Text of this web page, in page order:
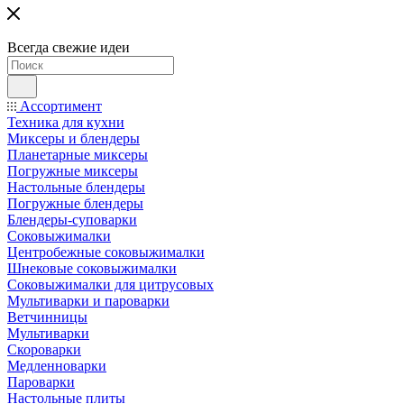
Всегда свежие идеи
Ассортимент
Техника для кухни
Миксеры и блендеры
Планетарные миксеры
Погружные миксеры
Настольные блендеры
Погружные блендеры
Блендеры-суповарки
Соковыжималки
Центробежные соковыжималки
Шнековые соковыжималки
Соковыжималки для цитрусовых
Мультиварки и пароварки
Ветчинницы
Мультиварки
Скороварки
Медленноварки
Пароварки
Настольные плиты